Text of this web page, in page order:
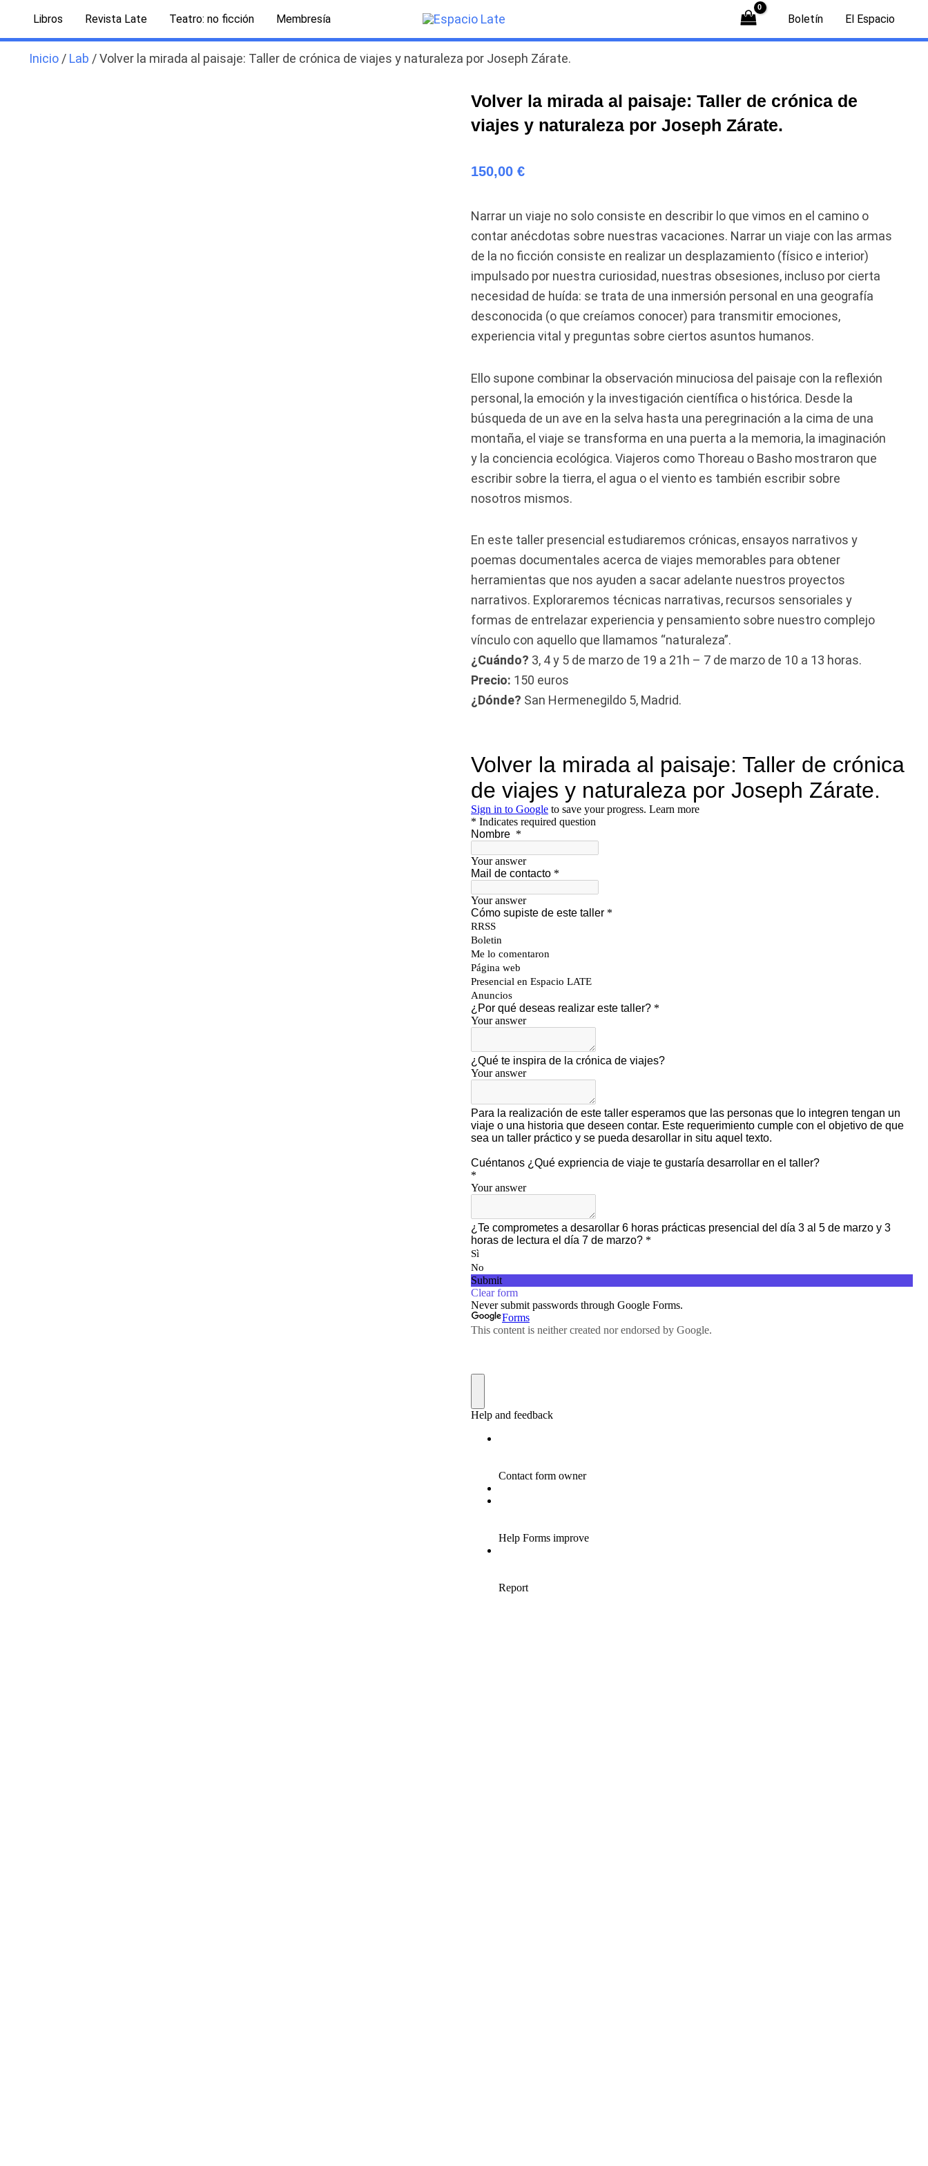
Libros Revista Late Teatro: no ficción Membresía Boletín El Espacio
Inicio / Lab / Volver la mirada al paisaje: Taller de crónica de viajes y naturaleza por Joseph Zárate.
Volver la mirada al paisaje: Taller de crónica de
viajes y naturaleza por Joseph Zárate.
150,00 €
Narrar un viaje no solo consiste en describir lo que vimos en el camino o
contar anécdotas sobre nuestras vacaciones. Narrar un viaje con las armas
de la no ficción consiste en realizar un desplazamiento (físico e interior)
impulsado por nuestra curiosidad, nuestras obsesiones, incluso por cierta
necesidad de huída: se trata de una inmersión personal en una geografía
desconocida (o que creíamos conocer) para transmitir emociones,
experiencia vital y preguntas sobre ciertos asuntos humanos.
Ello supone combinar la observación minuciosa del paisaje con la reflexión
personal, la emoción y la investigación científica o histórica. Desde la
búsqueda de un ave en la selva hasta una peregrinación a la cima de una
montaña, el viaje se transforma en una puerta a la memoria, la imaginación
y la conciencia ecológica. Viajeros como Thoreau o Basho mostraron que
escribir sobre la tierra, el agua o el viento es también escribir sobre
nosotros mismos.
En este taller presencial estudiaremos crónicas, ensayos narrativos y
poemas documentales acerca de viajes memorables para obtener
herramientas que nos ayuden a sacar adelante nuestros proyectos
narrativos. Exploraremos técnicas narrativas, recursos sensoriales y
formas de entrelazar experiencia y pensamiento sobre nuestro complejo
vínculo con aquello que llamamos “naturaleza”.
¿Cuándo? 3, 4 y 5 de marzo de 19 a 21h – 7 de marzo de 10 a 13 horas.
Precio: 150 euros
¿Dónde? San Hermenegildo 5, Madrid.